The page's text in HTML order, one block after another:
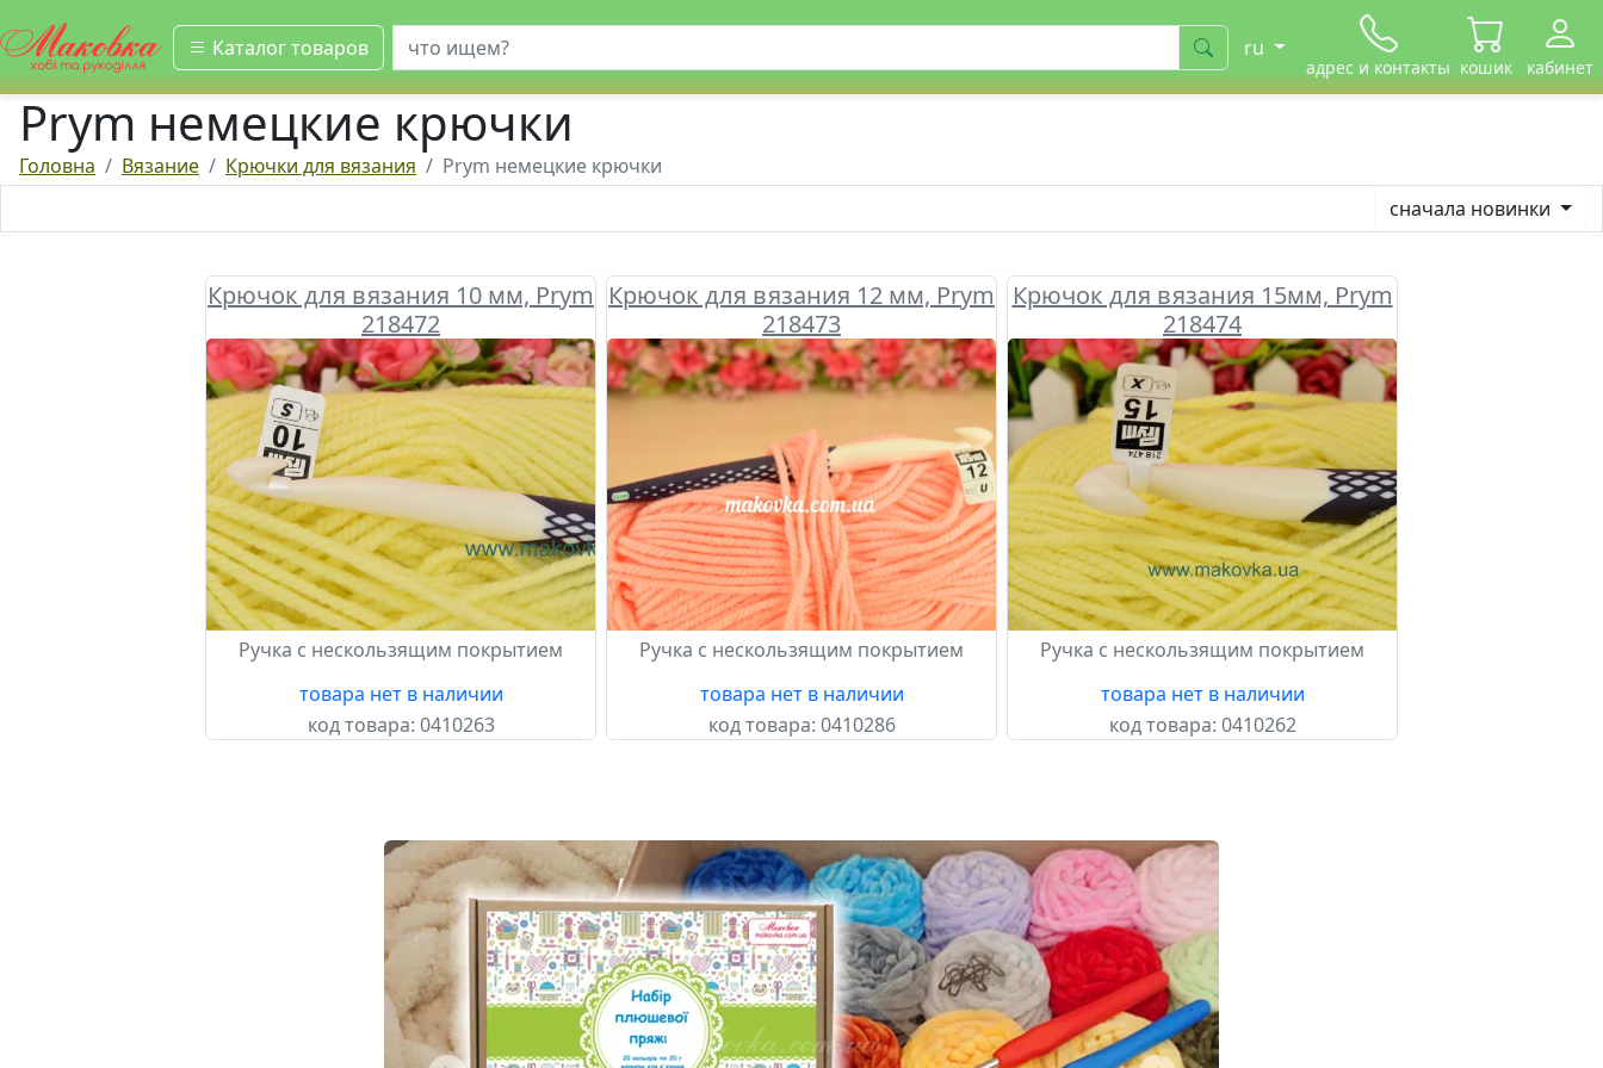
Каталог товаров
искать ru
адрес и контакты кошик кабинет
Prym немецкие крючки
Головна Вязание Крючки для вязания
Prym немецкие крючки
сначала новинки
Крючок для вязания 10 мм, Prym
218472
Ручка с нескользящим покрытием
товара нет в наличии
код товара: 0410263
Крючок для вязания 12 мм, Prym
218473
Ручка с нескользящим покрытием
товара нет в наличии
код товара: 0410286
Крючок для вязания 15мм, Prym
218474
Ручка с нескользящим покрытием
товара нет в наличии
код товара: 0410262